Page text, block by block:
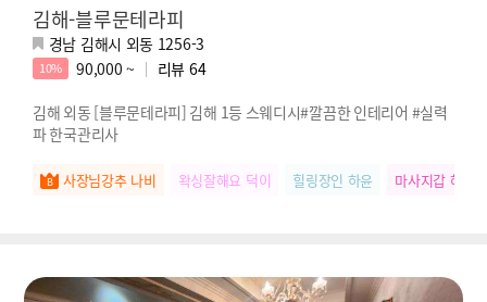
김해-블루문테라피
경남 김해시 외동 1256-3
10% 90,000 ~ 리뷰 64
김해 외동 [블루문테라피] 김해 1등 스웨디시#깔끔한 인테리어 #실력
파 한국관리사
사장님강추 나비 왁싱잘해요 덕이 힐링장인 하윤 마사지갑 혜진